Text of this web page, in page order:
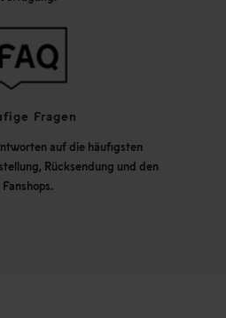
Fragen
auf die häufigsten
Rücksendung und den
Fanshops.